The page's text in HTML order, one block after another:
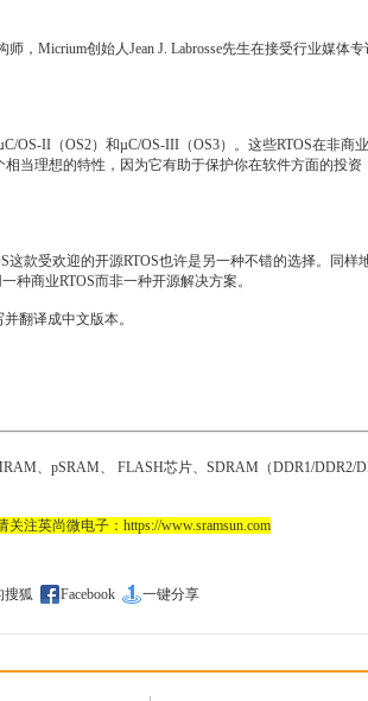
，Micrium创始人Jean J. Labrosse先生在接受行业媒体
OS-II（OS2）和µC/OS-III（OS3）。这些RTOS在非商
当理想的特性，因为它有助于保护你在软件方面的投
款受欢迎的开源RTOS也许是另一种不错的选择。同样
种商业RTOS而非一种开源解决方案。
翻译成中文版本。
、pSRAM、 FLASH芯片、SDRAM（DDR1/DDR2/
注英尚微电子：https://www.sramsun.com
搜狐 Facebook 一键分享